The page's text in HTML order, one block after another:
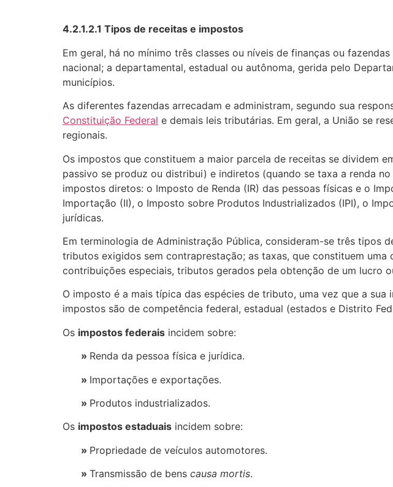
4.2.1.2.1 Tipos de receitas e impostos
Em geral, há no mínimo três classes ou níveis de finanças ou
nacional; a departamental, estadual ou autônoma, gerida pelo
municípios.
As diferentes fazendas arrecadam e administram, segundo sua
Constituição Federal e demais leis tributárias. Em geral, a União se
regionais.
Os impostos que constituem a maior parcela de receitas se dividem
passivo se produz ou distribui) e indiretos (quando se taxa a renda
impostos diretos: o Imposto de Renda (IR) das pessoas físicas e o
Importação (II), o Imposto sobre Produtos Industrializados (IPI), o
jurídicas.
Em terminologia de Administração Pública, consideram-se três tipos
tributos exigidos sem contraprestação; as taxas, que constituem
contribuições especiais, tributos gerados pela obtenção de um lucro
O imposto é a mais típica das espécies de tributo, uma vez que a
impostos são de competência federal, estadual (estados e Distrito
Os impostos federais incidem sobre:
» Renda da pessoa física e jurídica.
» Importações e exportações.
» Produtos industrializados.
Os impostos estaduais incidem sobre:
» Propriedade de veículos automotores.
» Transmissão de bens causa mortis.